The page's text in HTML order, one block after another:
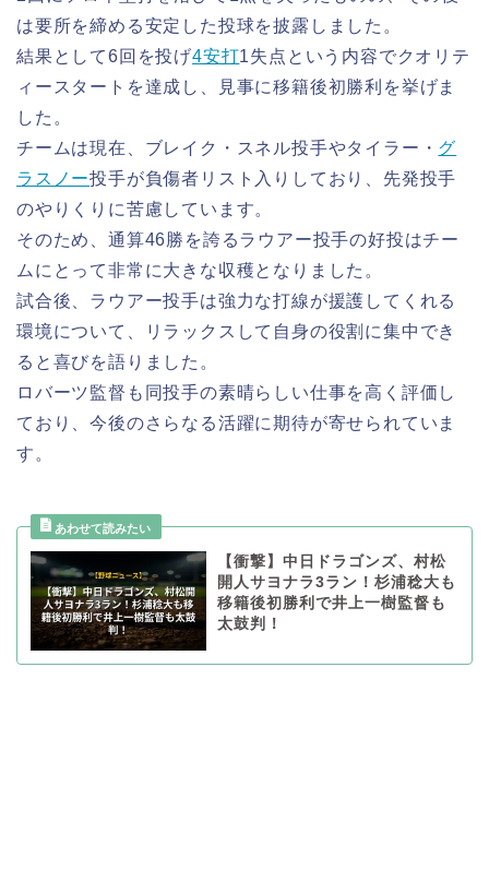
は要所を締める安定した投球を披露しました。
結果として6回を投げ4安打1失点という内容でクオリテ
ィースタートを達成し、見事に移籍後初勝利を挙げま
した。
チームは現在、ブレイク・スネル投手やタイラー・ グ
ラスノー投手が負傷者リスト入りしており、先発投手
のやりくりに苦慮しています。
そのため、通算46勝を誇るラウアー投手の好投はチー
ムにとって非常に大きな収穫となりました。
試合後、ラウアー投手は強力な打線が援護してくれる
環境について、リラックスして自身の役割に集中でき
ると喜びを語りました。
ロバーツ監督も同投手の素晴らしい仕事を高く評価し
ており、今後のさらなる活躍に期待が寄せられていま
す。
【衝撃】中日ドラゴンズ、村松
開人サヨナラ3ラン！杉浦稔大も
移籍後初勝利で井上一樹監督も
太鼓判！